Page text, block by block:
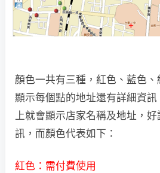
顏色一共有三種，紅色、藍色
顯示每個點的地址還有詳細資
上就會顯示店家名稱及地址，
訊，而顏色代表如下：
紅色：需付費使用